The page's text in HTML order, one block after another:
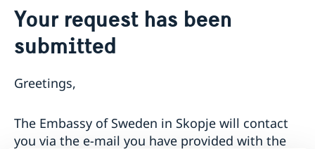
Ambassador
Data Protection Policy
Contact / Opening Hours
Book an appointment
Current
News
partnership with Sida
Important information for Migration cases and
Your request has been
submitted
Greetings,
The Embassy of Sweden in Skopje will contact
you via the e-mail you have provided with the